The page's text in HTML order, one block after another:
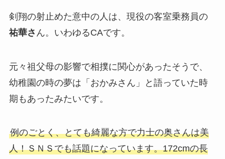
剣翔の射止めた意中の人は、現役の客室乗務員の
祐華さ ん。いわゆるCAです。
元々祖父母の影響で相撲に関心があったそうで、
幼稚園の時の夢は「おかみさん」と語っていた時
期もあったみたいです。
例のごとく、とても綺麗な方で力士の奥さんは美
人！ＳＮＳでも話題になっています。172cmの長